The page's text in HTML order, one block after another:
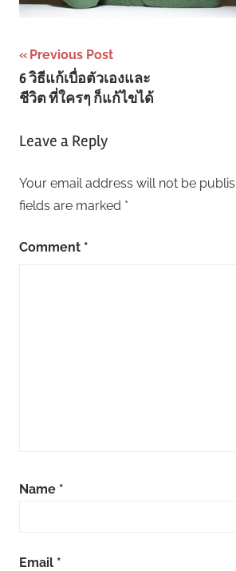
Post
navigation
Previous Post
6 วิธีแก้เบื่อตัวเองและ
ชีวิต ที่ใครๆ ก็แก้ไขได้
Leave a Reply
Your email address will not be
fields are marked *
Comment *
Name *
Email *